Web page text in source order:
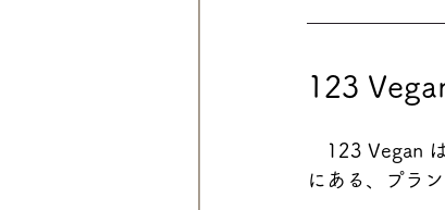
123
123 Vegan は
にある、プラ